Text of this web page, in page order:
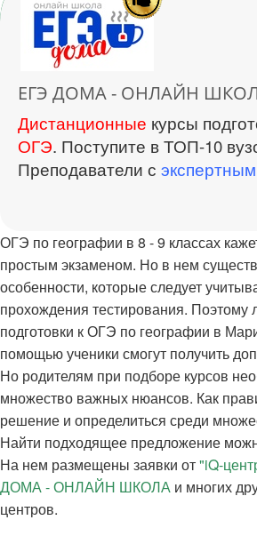
ЕГЭ ДОМА - ОНЛАЙН
Дистанционные курсы
ОГЭ. Поступите в ТОП-10
Преподаватели с
ОГЭ по географии в 8 - 9 классах
простым экзаменом. Но в нем
особенности, которые следует
прохождения тестирования. Поэтому
подготовки к ОГЭ по географии в
помощью ученики смогут получить
Но родителям при подборе курсов
множество важных нюансов. Как
решение и определиться среди
Найти подходящее предложение
На нем размещены заявки от"iQ-
ДОМА - ОНЛАЙН ШКОЛА и многих
центров.